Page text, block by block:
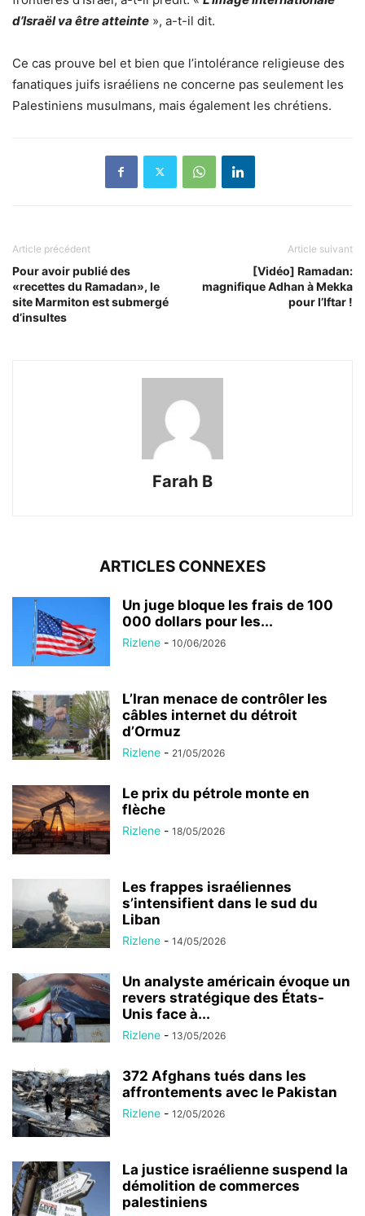
d’Israël va être atteinte », a-t-il dit.
Ce cas prouve bel et bien que l’intolérance religieuse des
fanatiques juifs israéliens ne concerne pas seulement les
Palestiniens musulmans, mais également les chrétiens.
Article précédent
Pour avoir publié des
«recettes du Ramadan», le
site Marmiton est submergé
d’insultes
Article suivant
[Vidéo] Ramadan:
magnifique Adhan à Mekka
pour l’Iftar !
Farah B
ARTICLES CONNEXES
Un juge bloque les frais de 100
000 dollars pour les...
Rizlene - 10/06/2026
L’Iran menace de contrôler les
câbles internet du détroit
d’Ormuz
Rizlene - 21/05/2026
Le prix du pétrole monte en
flèche
Rizlene - 18/05/2026
Les frappes israéliennes
s’intensifient dans le sud du
Liban
Rizlene - 14/05/2026
Un analyste américain évoque un
revers stratégique des États-
Unis face à...
Rizlene - 13/05/2026
372 Afghans tués dans les
affrontements avec le Pakistan
Rizlene - 12/05/2026
La justice israélienne suspend la
démolition de commerces
palestiniens